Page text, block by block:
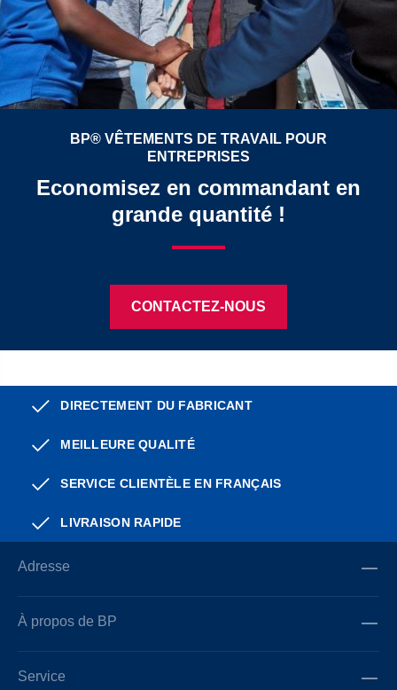
BP® VÊTEMENTS DE TRAVAIL POUR
ENTREPRISES
Economisez en commandant en
grande quantité !
CONTACTEZ-NOUS
DIRECTEMENT DU FABRICANT
MEILLEURE QUALITÉ
SERVICE CLIENTÈLE EN FRANÇAIS
LIVRAISON RAPIDE
Adresse
À propos de BP
Service